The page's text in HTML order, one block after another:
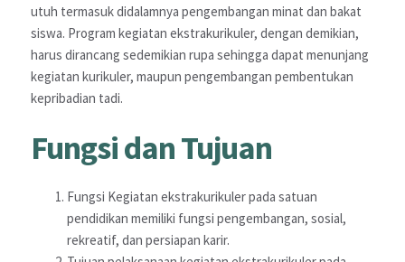
utuh termasuk didalamnya pengembangan minat dan bakat
siswa. Program kegiatan ekstrakurikuler, dengan demikian,
harus dirancang sedemikian rupa sehingga dapat menunjang
kegiatan kurikuler, maupun pengembangan pembentukan
kepribadian tadi.
Fungsi dan Tujuan
Fungsi Kegiatan ekstrakurikuler pada satuan
pendidikan memiliki fungsi pengembangan, sosial,
rekreatif, dan persiapan karir.